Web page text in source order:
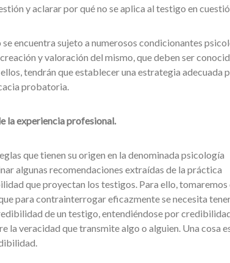
y aclarar por qué no se aplica al testigo en
encuentra sujeto a numerosos condicionantes
y valoración del mismo, que deben ser
tendrán que establecer una estrategia adecuada
probatoria.
la experiencia profesional.
que tienen su origen en la denominada psicología
algunas recomendaciones extraídas de la práctica
que proyectan los testigos. Para ello, tomaremos
para contrainterrogar eficazmente se necesita
de un testigo, entendiéndose por
la veracidad que transmite algo o alguien. Una cosa